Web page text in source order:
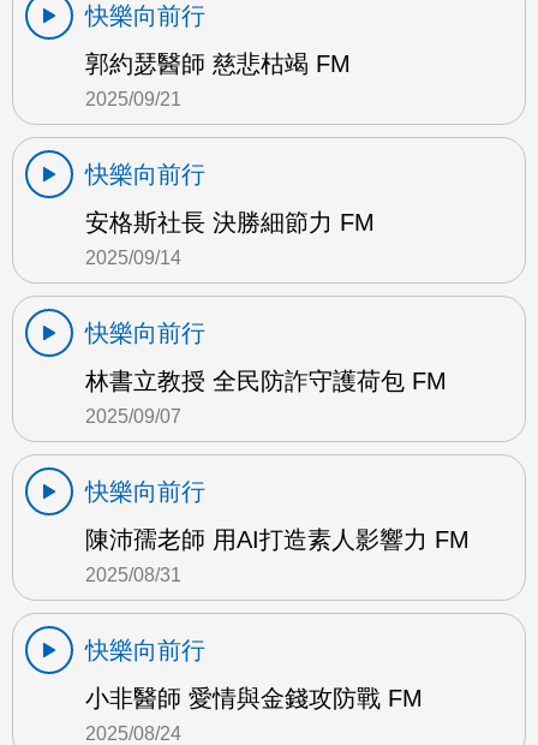
快樂向前行
郭約瑟醫師 慈悲枯竭 FM
2025/09/21
快樂向前行
安格斯社長 決勝細節力 FM
2025/09/14
快樂向前行
林書立教授 全民防詐守護荷包 FM
2025/09/07
快樂向前行
陳沛孺老師 用AI打造素人影響力 FM
2025/08/31
快樂向前行
小非醫師 愛情與金錢攻防戰 FM
2025/08/24